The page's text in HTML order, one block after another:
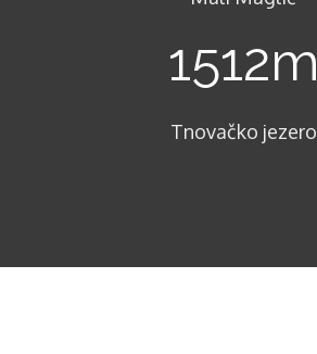
1512m
Tnovačko jezero